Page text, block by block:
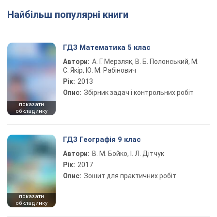
Найбільш популярні книги
показати
обкладинку
ГДЗ Математика 5 клас
Автори: А. Г. Мерзляк, В. Б. Полонський, М.
С. Якір, Ю. М. Рабінович
Рік: 2013
Опис: Збірник задач і контрольних робіт
показати
обкладинку
ГДЗ Географія 9 клас
Автори: В. М. Бойко, І. Л. Дітчук
Рік: 2017
Опис: Зошит для практичних робіт